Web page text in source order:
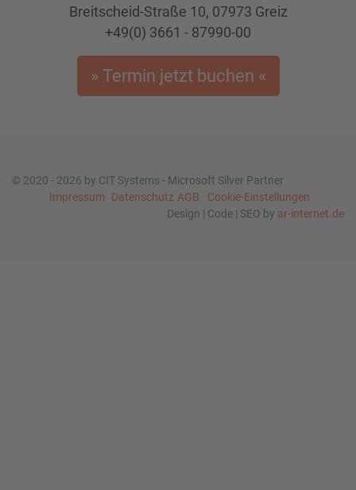
Breitscheid-Straße 10, 07973 Greiz
+49(0) 3661 - 87990-00
» Termin jetzt buchen «
© 2020 - 2026 by CIT Systems - Microsoft Silver Partner
Impressum
Datenschutz AGB
Cookie-Einstellungen
Design | Code | SEO by ar-internet.de